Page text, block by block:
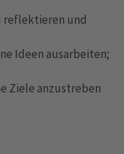
reflektieren und
Ideen ausarbeiten;
Ziele anzustreben